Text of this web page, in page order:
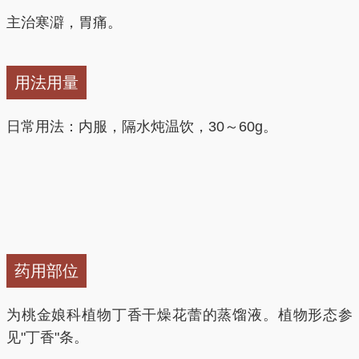
主治寒澼，胃痛。
用法用量
日常用法：内服，隔水炖温饮，30～60g。
药用部位
为桃金娘科植物丁香干燥花蕾的蒸馏液。植物形态参
见"丁香"条。